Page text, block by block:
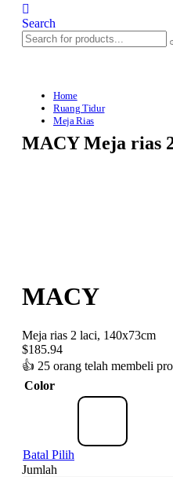
Search
Home
Ruang Tidur
Meja Rias
MACY Meja rias
MACY
Meja rias 2 laci, 140x73cm
$185.94
👍 25 orang telah membeli
Color
Batal Pilih
Jumlah